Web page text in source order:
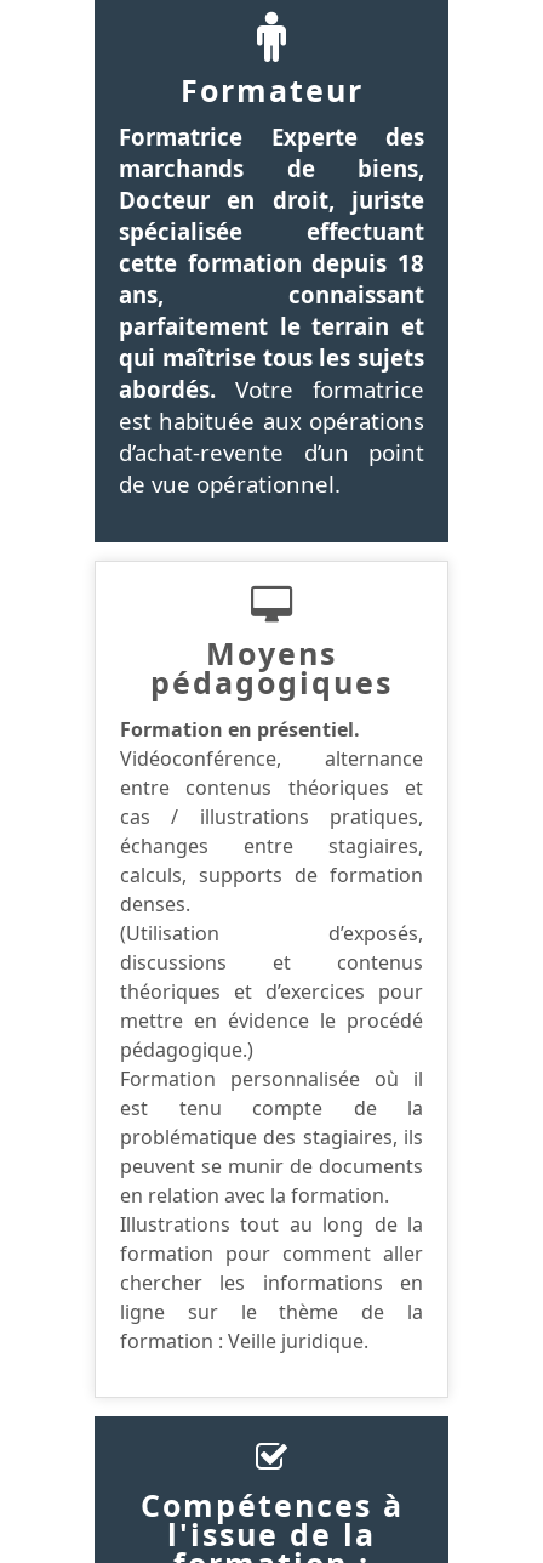
Formateur
Formatrice Experte des
marchands de biens,
Docteur en droit, juriste
spécialisée effectuant
cette formation depuis 18
ans, connaissant
parfaitement le terrain et
qui maîtrise tous les sujets
abordés. Votre formatrice
est habituée aux opérations
d’achat-revente d’un point
de vue opérationnel.
Moyens
pédagogiques
Formation en présentiel.
Vidéoconférence, alternance
entre contenus théoriques et
cas / illustrations pratiques,
échanges entre stagiaires,
calculs, supports de formation
denses.
(Utilisation d’exposés,
discussions et contenus
théoriques et d’exercices pour
mettre en évidence le procédé
pédagogique.)
Formation personnalisée où il
est tenu compte de la
problématique des stagiaires, ils
peuvent se munir de documents
en relation avec la formation.
Illustrations tout au long de la
formation pour comment aller
chercher les informations en
ligne sur le thème de la
formation : Veille juridique.
Compétences à
l'issue de la